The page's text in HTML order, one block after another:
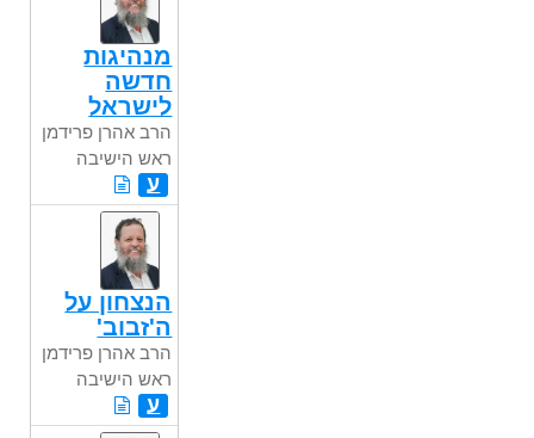
מנהיגות
חדשה
לישראל
הרב אהרן פרידמן
ראש הישיבה
ע
הנצחון על
ה'זבוב'
הרב אהרן פרידמן
ראש הישיבה
ע